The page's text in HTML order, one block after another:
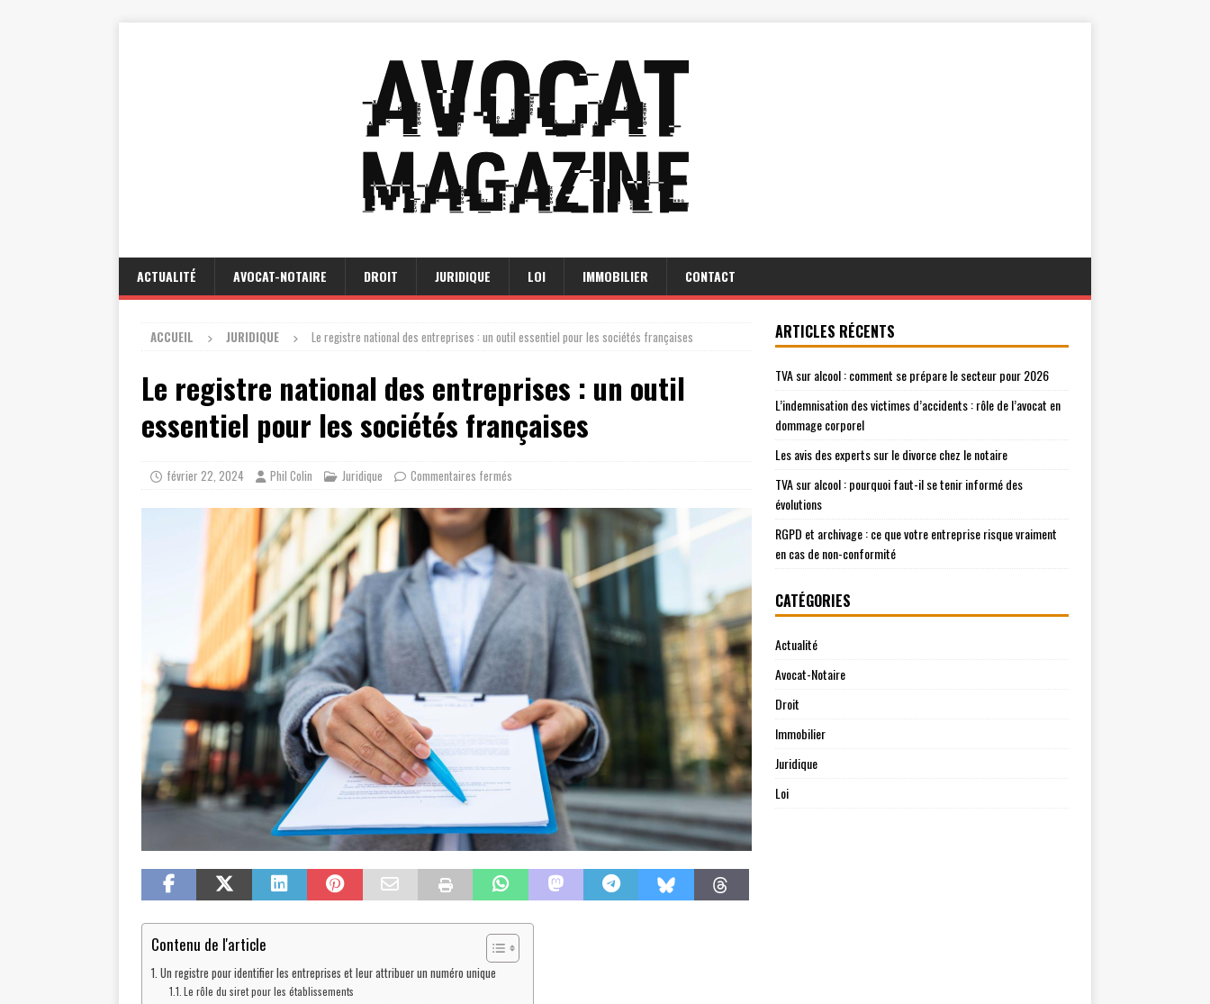
ACTUALITÉ AVOCAT-NOTAIRE DROIT JURIDIQUE LOI IMMOBILIER CONTACT
ACCUEIL JURIDIQUE Le registre national des entreprises : un outil essentiel pour les sociétés françaises
Le registre national des entreprises : un outil
essentiel pour les sociétés françaises
février 22, 2024 Phil Colin Juridique Commentaires fermés
Contenu de l'article
Un registre pour identifier les entreprises et leur attribuer un numéro unique
Le rôle du siret pour les établissements
ARTICLES RÉCENTS
TVA sur alcool : comment se prépare le secteur pour 2026
L’indemnisation des victimes d’accidents : rôle de l’avocat en
dommage corporel
Les avis des experts sur le divorce chez le notaire
TVA sur alcool : pourquoi faut-il se tenir informé des
évolutions
RGPD et archivage : ce que votre entreprise risque vraiment
en cas de non-conformité
CATÉGORIES
Actualité
Avocat-Notaire
Droit
Immobilier
Juridique
Loi